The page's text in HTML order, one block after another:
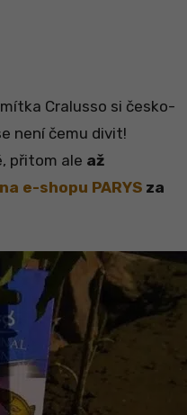
Cralusso si česko-
není čemu divit!
přitom ale až
na e-shopu PARYS za